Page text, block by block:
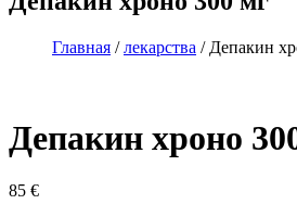
Главная /лекарства / Депакин
Депакин хроно
85 €